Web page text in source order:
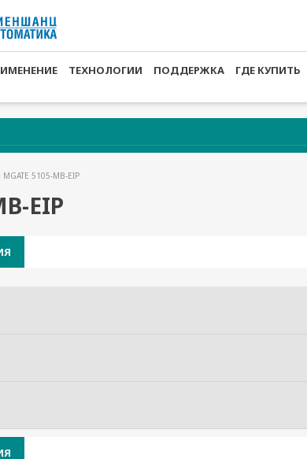
ТЕХНОЛОГИИ ПОДДЕРЖКА ГДЕ КУПИТЬ
5105-MB-EIP
EIP